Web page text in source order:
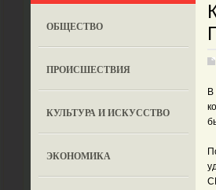
ОБЩЕСТВО
ПРОИСШЕСТВИЯ
КУЛЬТУРА И ИСКУССТВО
ЭКОНОМИКА
В